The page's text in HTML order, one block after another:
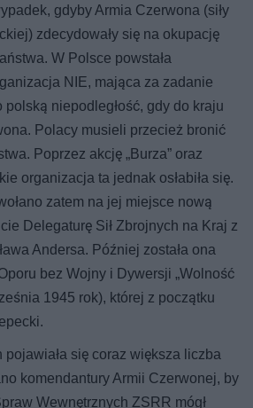
gdyby Armia Czerwona (siły
zdecydowały się na okupację
W Polsce powstała
NIE, mająca za zadanie
niepodległość, gdy do kraju
Polacy musieli przecież bronić
Poprzez akcję „Burza” oraz
organizacja ta jednak osłabiła się.
zatem na jej miejsce nową
Delegaturę Sił Zbrojnych na Kraj z
Andersa. Później została ona
bez Wojny i Dywersji „Wolność
1945 rok), której z początku
się coraz większa liczba
komendantury Armii Czerwonej, by
Wewnętrznych ZSRR mógł